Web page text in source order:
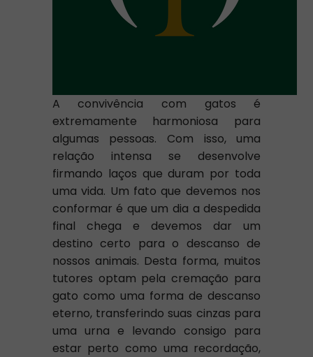
A convivência com gatos é
extremamente harmoniosa para
algumas pessoas. Com isso, uma
relação intensa se desenvolve
firmando laços que duram por toda
uma vida. Um fato que devemos nos
conformar é que um dia a despedida
final chega e devemos dar um
destino certo para o descanso de
nossos animais. Desta forma, muitos
tutores optam pela cremação para
gato como uma forma de descanso
eterno, transferindo suas cinzas para
uma urna e levando consigo para
estar perto como uma recordação,